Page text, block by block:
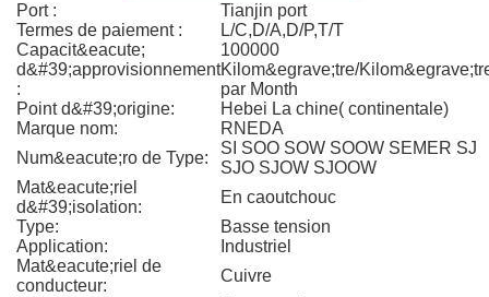
Port :
Tianjin port
Termes de paiement :
L/C,D/A,D/P,T/T
Capacit&eacute;
d&#39;approvisionnement
:
100000
Kilom&egrave;tre/
par Month
Point d&#39;origine:
Hebei La chine( continentale)
Marque nom:
RNEDA
Num&eacute;ro de Type:
SI SOO SOW SOOW SEMER SJ
SJO SJOW SJOOW
Mat&eacute;riel
d&#39;isolation:
En caoutchouc
Type:
Basse tension
Application:
Industriel
Mat&eacute;riel de
conducteur:
Cuivre